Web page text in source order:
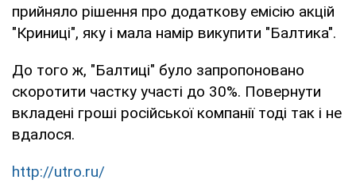
прийняло рішення про додаткову емісію акцій
"Криниці", яку і мала намір викупити "Балтика".
До того ж, "Балтиці" було запропоновано
скоротити частку участі до 30%. Повернути
вкладені гроші російської компанії тоді так і не
вдалося.
http://utro.ru/